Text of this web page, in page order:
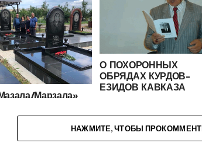
Марзала»
у курдов-
О ПОХОРОННЫХ
ОБРЯДАХ КУРДОВ-
ЕЗИДОВ КАВКАЗА
НАЖМИТЕ, ЧТОБЫ